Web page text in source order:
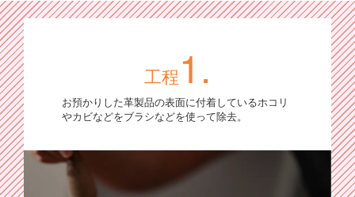
工程1.
お預かりした革製品の表面に付着しているホコリ
やカビなどをブラシなどを使って除去。